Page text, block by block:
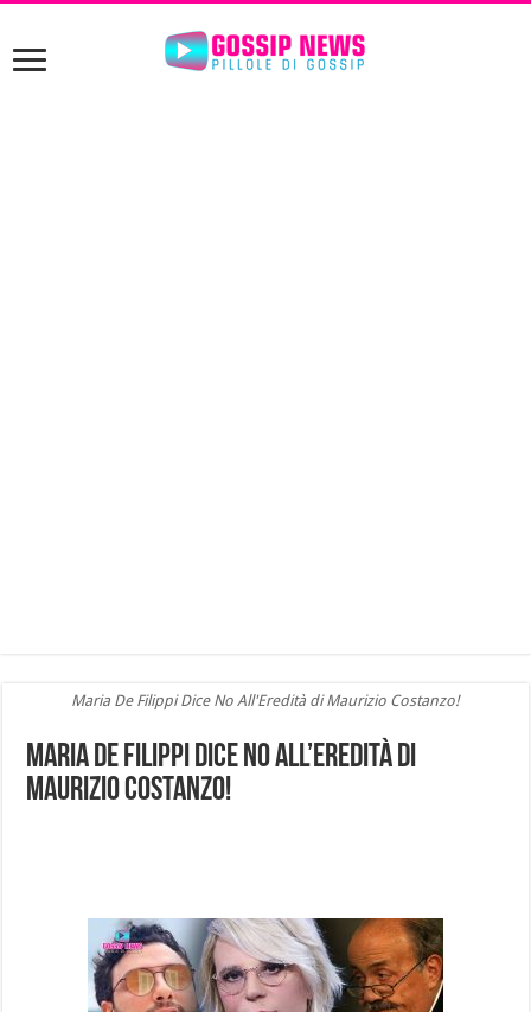
Maria De Filippi Dice No All'Eredità di Maurizio Costanzo!
Maria De Filippi Dice No All’Eredità di
Maurizio Costanzo!